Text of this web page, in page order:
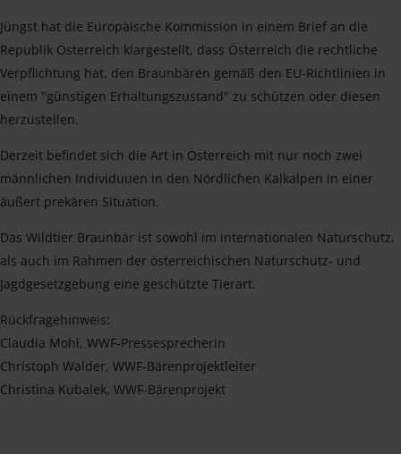
Jüngst hat die Europäische Kommission in einem Brief an die
Republik Österreich klargestellt, dass Österreich die rechtliche
Verpflichtung hat, den Braunbären gemäß den EU-Richtlinien in
einem "günstigen Erhaltungszustand" zu schützen oder diesen
herzustellen.
Derzeit befindet sich die Art in Österreich mit nur noch zwei
männlichen Individuuen in den Nördlichen Kalkalpen in einer
äußert prekären Situation.
Das Wildtier Braunbär ist sowohl im internationalen Naturschutz,
als auch im Rahmen der österreichischen Naturschutz- und
Jagdgesetzgebung eine geschützte Tierart.
Rückfragehinweis:
Claudia Mohl, WWF-Pressesprecherin
Christoph Walder, WWF-Bärenprojektleiter
Christina Kubalek, WWF-Bärenprojekt